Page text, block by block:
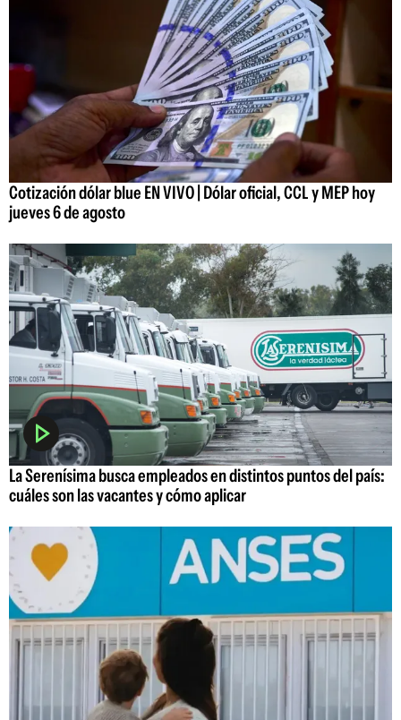
Cotización dólar blue EN VIVO | Dólar oficial, CCL y MEP hoy
jueves 6 de agosto
La Serenísima busca empleados en distintos puntos del país:
cuáles son las vacantes y cómo aplicar